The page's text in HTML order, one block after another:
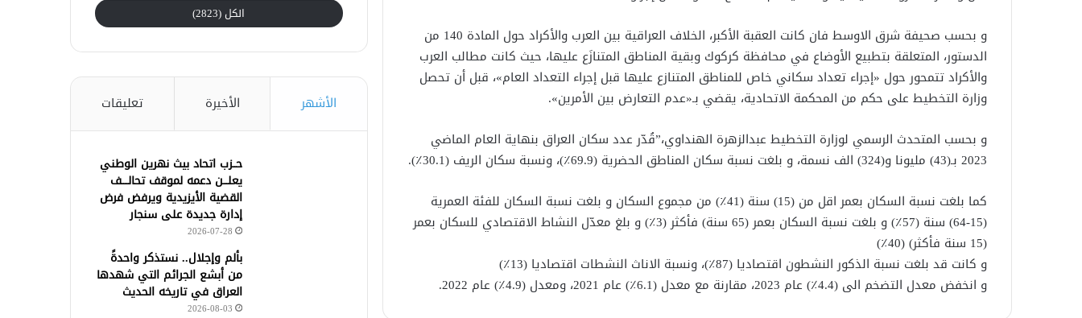
و بحسب صحيفة شرق الاوسط فان كانت العقبة الأكبر، الخلاف العراقية بين العرب والأكراد حول المادة 140 من
الدستور، المتعلقة بتطبيع الأوضاع في محافظة كركوك وبقية المناطق المتنازَع عليها، حيث كانت مطالب العرب
والأكراد تتمحور حول «إجراء تعداد سكاني خاص للمناطق المتنازع عليها قبل إجراء التعداد العام»، قبل أن تحصل
وزارة التخطيط على حكم من المحكمة الاتحادية، يقضي بـ«عدم التعارض بين الأمرين».
و بحسب المتحدث الرسمي لوزارة التخطيط عبدالزهرة الهنداوي،”قُدّر عدد سكان العراق بنهاية العام الماضي
2023 بـ(43) مليونا و(324) الف نسمة، و بلغت نسبة سكان المناطق الحضرية (69.9٪؜)، ونسبة سكان الريف (30.1٪؜).
كما بلغت نسبة السكان بعمر اقل من (15) سنة (41٪؜) من مجموع السكان و بلغت نسبة السكان للفئة العمرية
(15-64) سنة (57٪؜) و بلغت نسبة السكان بعمر (65 سنة) فأكثر (3٪؜) و بلغ معدّل النشاط الاقتصادي للسكان بعمر
(15 سنة فأكثر) (40٪؜)
و كانت قد بلغت نسبة الذكور النشطون اقتصاديا (87٪؜)، ونسبة الاناث النشطات اقتصاديا (13٪؜)
و انخفض معدل التضخم الى (4.4٪؜) عام 2023، مقارنة مع معدل (6.1٪؜) عام 2021، ومعدل (4.9٪؜) عام 2022.
الكل (2823)
الأشهر الأخيرة تعليقات
حــزب اتحاد بيث نهرين الوطني
يعلـــن دعمه لموقف تحالــــف
القضية الأيزيدية ويرفض فرض
إدارة جديدة على سنجار
2026-07-28
بألم وإجلال.. نستذكر واحدةً
من أبشع الجرائم التي شهدها
العراق في تاريخه الحديث
2026-08-03